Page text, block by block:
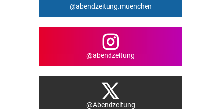
@abendzeitung.muenchen
@abendzeitung
@Abendzeitung